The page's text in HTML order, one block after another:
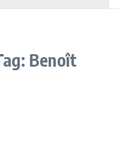
Benoît